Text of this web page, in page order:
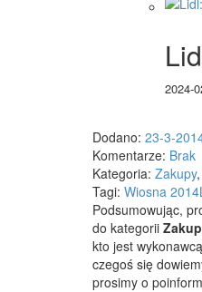
2024-
Dodano: 23-3-
Komentarze: Brak
Kategoria: Zakupy,
Tagi: Wiosna 2014
Podsumowując,
do kategorii
kto jest
czegoś się
prosimy o